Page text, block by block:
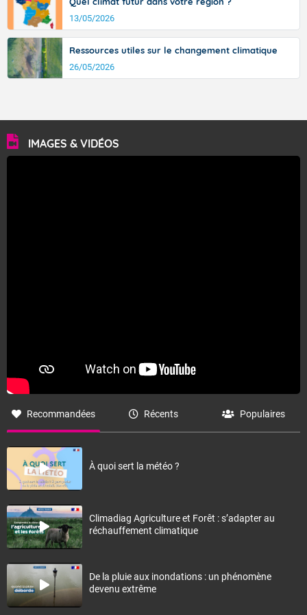
13/05/2026
Ressources utiles sur le changement climatique
26/05/2026
IMAGES & VIDÉOS
Recommandées Récents Populaires
À quoi sert la météo ?
Climadiag Agriculture et Forêt : s’adapter au
réchauffement climatique
De la pluie aux inondations : un phénomène
devenu extrême